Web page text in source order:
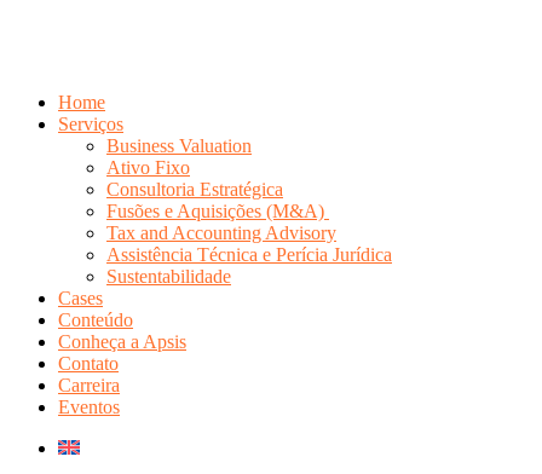
Home
Serviços
Business Valuation
Ativo Fixo
Consultoria Estratégica
Fusões e Aquisições (M&A)
Tax and Accounting Advisory
Assistência Técnica e Perícia Jurídica
Sustentabilidade
Cases
Conteúdo
Conheça a Apsis
Contato
Carreira
Eventos